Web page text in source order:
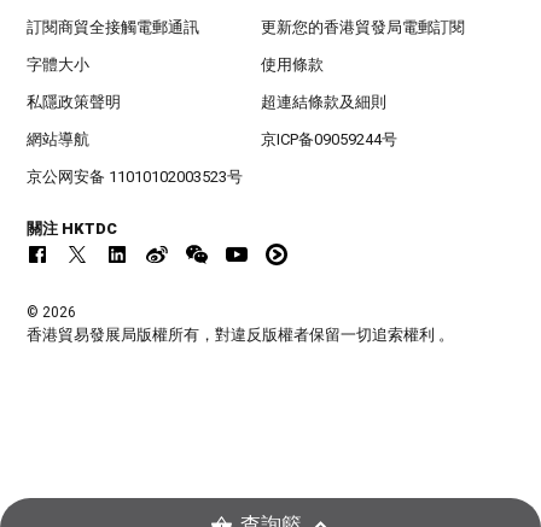
訂閱商貿全接觸電郵通訊 更新您的香港貿發局電郵訂閱
字體大小 使用條款
私隱政策聲明 超連結條款及細則
網站導航 京ICP备09059244号
京公网安备 11010102003523号
關注 HKTDC
© 2026
香港貿易發展局版權所有，對違反版權者保留一切追索權利 。